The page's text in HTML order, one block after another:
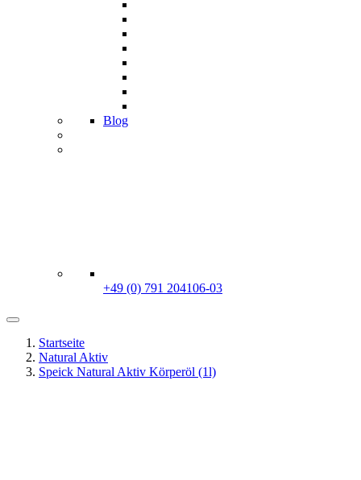
Blog
+49 (0) 791 204106-03
Startseite
Natural Aktiv
Speick Natural Aktiv Körperöl (1l)